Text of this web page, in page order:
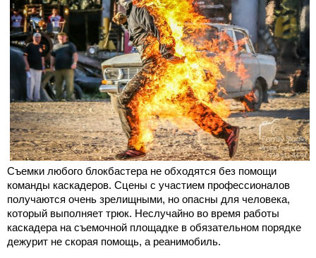
Съемки любого блокбастера не обходятся без помощи
команды каскадеров. Сцены с участием профессионалов
получаются очень зрелищными, но опасны для человека,
который выполняет трюк. Неслучайно во время работы
каскадера на съемочной площадке в обязательном порядке
дежурит не скорая помощь, а реанимобиль.